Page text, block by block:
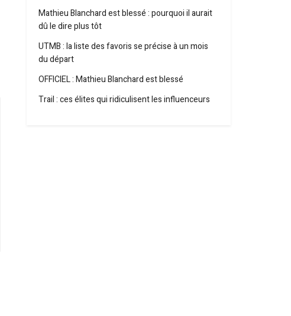
Mathieu Blanchard est blessé : pourquoi il aurait
dû le dire plus tôt
UTMB : la liste des favoris se précise à un mois
du départ
OFFICIEL : Mathieu Blanchard est blessé
Trail : ces élites qui ridiculisent les influenceurs